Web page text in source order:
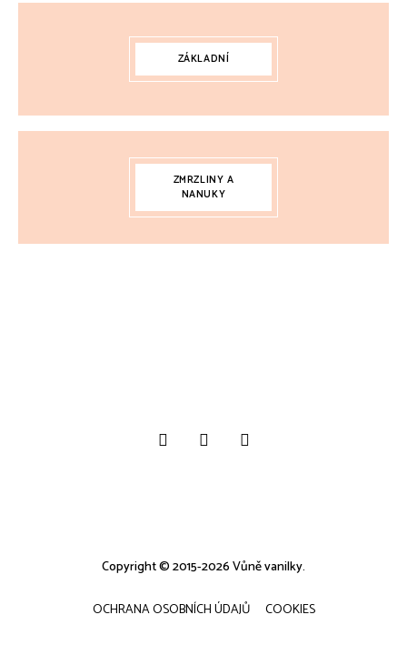
ZÁKLADNÍ
ZMRZLINY A
NANUKY
OCHRANA OSOBNÍCH ÚDAJŮ COOKIES
Copyright © 2015-2026 Vůně vanilky.